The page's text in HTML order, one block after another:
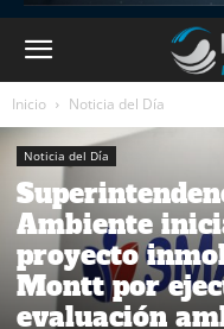
Inicio Noticia del Día
Noticia del Día
Ambiente
proyecto
Montt por
evaluación